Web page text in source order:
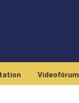
Videofórum